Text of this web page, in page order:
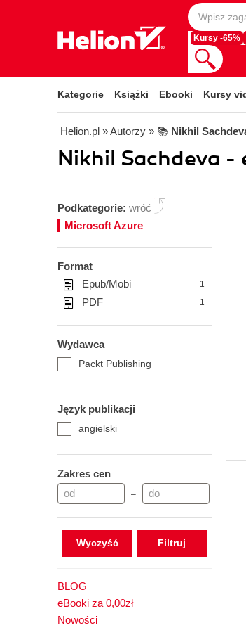
Kursy -65%
Kategorie Książki Ebooki Kursy
Helion.pl » Autorzy » 📚 Nikhil
Nikhil Sachdeva -
Podkategorie: wróć
Microsoft Azure
Format
Epub/Mobi
1
PDF 1
Wydawca
Packt Publishing
Język publikacji
angielski
Zakres cen
–
Wyczyść
BLOG
eBooki za 0,00zł
Nowości